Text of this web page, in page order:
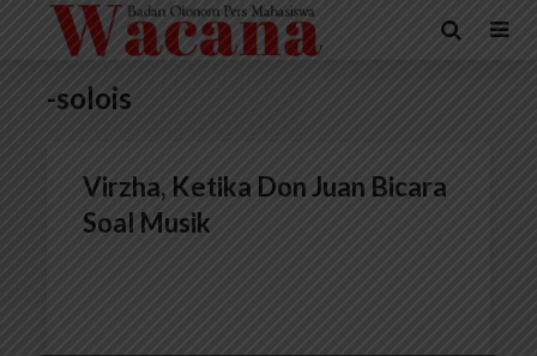
-solois
Virzha, Ketika Don Juan Bicara
Soal Musik